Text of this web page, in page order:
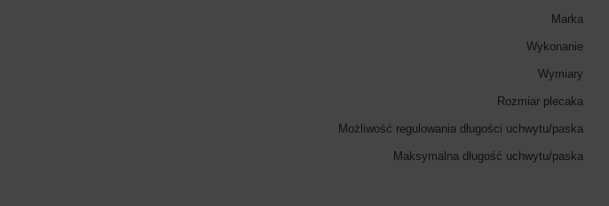
Marka
Wykonanie
Wymiary
Rozmiar plecaka
Możliwość regulowania długości uchwytu/paska
Maksymalna długość uchwytu/paska